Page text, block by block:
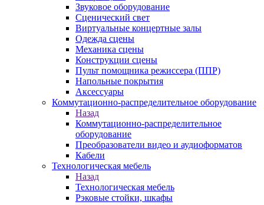
Звуковое оборудование
Сценический свет
Виртуальные концертные залы
Одежда сцены
Механика сцены
Конструкции сцены
Пульт помощника режиссера (ППР)
Напольные покрытия
Аксессуары
Коммутационно-распределительное оборудование
Назад
Коммутационно-распределительное
оборудование
Преобразователи видео и аудиоформатов
Кабели
Технологическая мебель
Назад
Технологическая мебель
Рэковые стойки, шкафы